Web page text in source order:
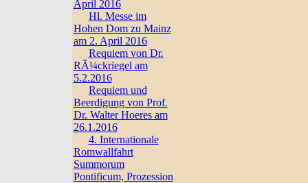
April 2016
Hl. Messe im
Hohen Dom zu Mainz
am 2. April 2016
Requiem von Dr.
RÃ¼ckriegel am
5.2.2016
Requiem und
Beerdigung von Prof.
Dr. Walter Hoeres am
26.1.2016
4. Internationale
Romwallfahrt
Summorum
Pontificum, Prozession